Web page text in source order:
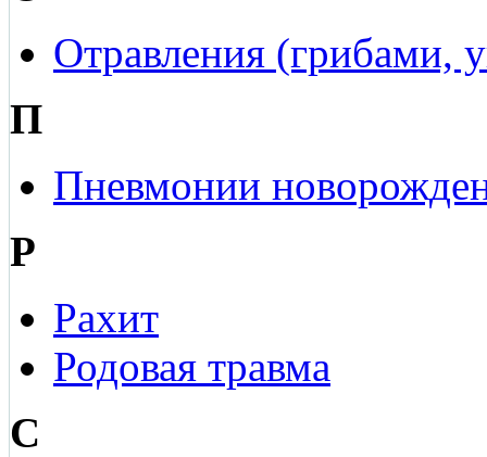
Отравления (грибами,
П
Пневмонии
Р
Рахит
Родовая травма
С